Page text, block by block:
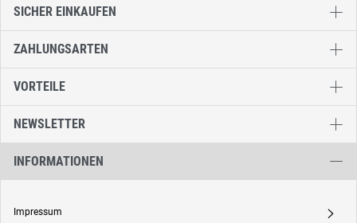
SICHER EINKAUFEN
ZAHLUNGSARTEN
VORTEILE
NEWSLETTER
INFORMATIONEN
Impressum A